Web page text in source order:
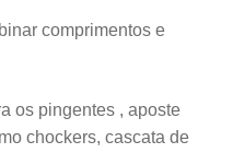
comprimentos e
os pingentes , aposte
chockers, cascata de